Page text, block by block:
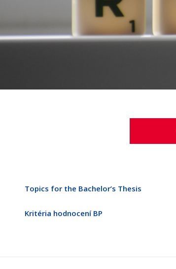
Topics for the Bachelor’s Thesis
Kritéria hodnocení BP